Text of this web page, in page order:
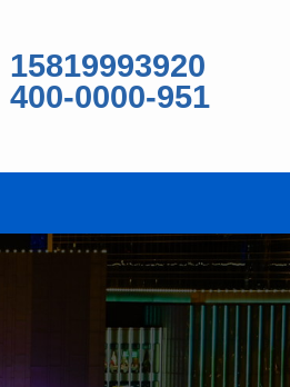
15819993920
400-0000-951